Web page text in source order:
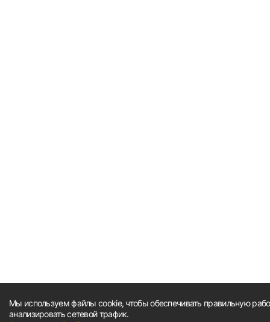
Мы используем файлы cookie, чтобы обеспечивать правильную
анализировать сетевой трафик.